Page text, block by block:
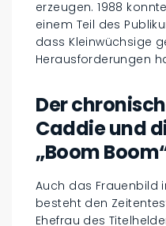
erzeugen. 1988
einem Teil des
dass Kleinwüchsige
Herausforderungen
Der
Caddie und
„Boom
Auch das Frauenbild
besteht den
Ehefrau des